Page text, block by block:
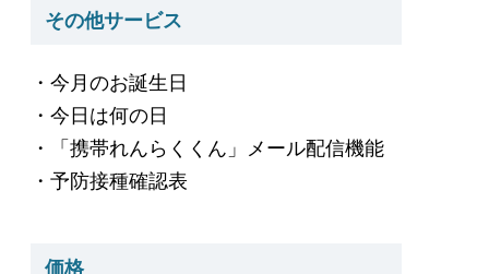
その他サービス
・今月のお誕生日
・今日は何の日
・「携帯れんらくくん」メール配信機能
・予防接種確認表
価格